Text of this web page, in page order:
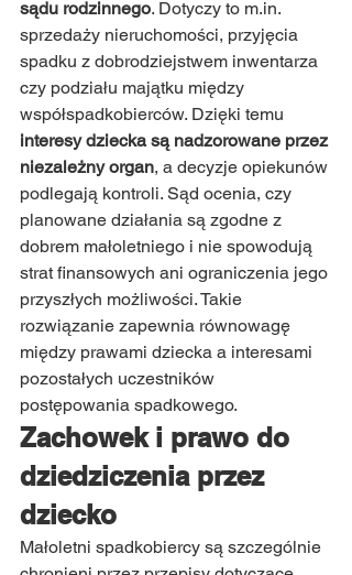
sądu rodzinnego. Dotyczy to m.in.
sprzedaży nieruchomości, przyjęcia
spadku z dobrodziejstwem inwentarza
czy podziału majątku między
współspadkobierców. Dzięki temu
interesy dziecka są nadzorowane przez
niezależny organ, a decyzje opiekunów
podlegają kontroli. Sąd ocenia, czy
planowane działania są zgodne z
dobrem małoletniego i nie spowodują
strat finansowych ani ograniczenia jego
przyszłych możliwości. Takie
rozwiązanie zapewnia równowagę
między prawami dziecka a interesami
pozostałych uczestników
postępowania spadkowego.
Zachowek i prawo do
dziedziczenia przez
dziecko
Małoletni spadkobiercy są szczególnie